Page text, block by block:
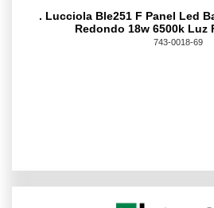
. Lucciola Ble251 F Panel Led
Redondo 18w 6500k Luz
743-0018-69